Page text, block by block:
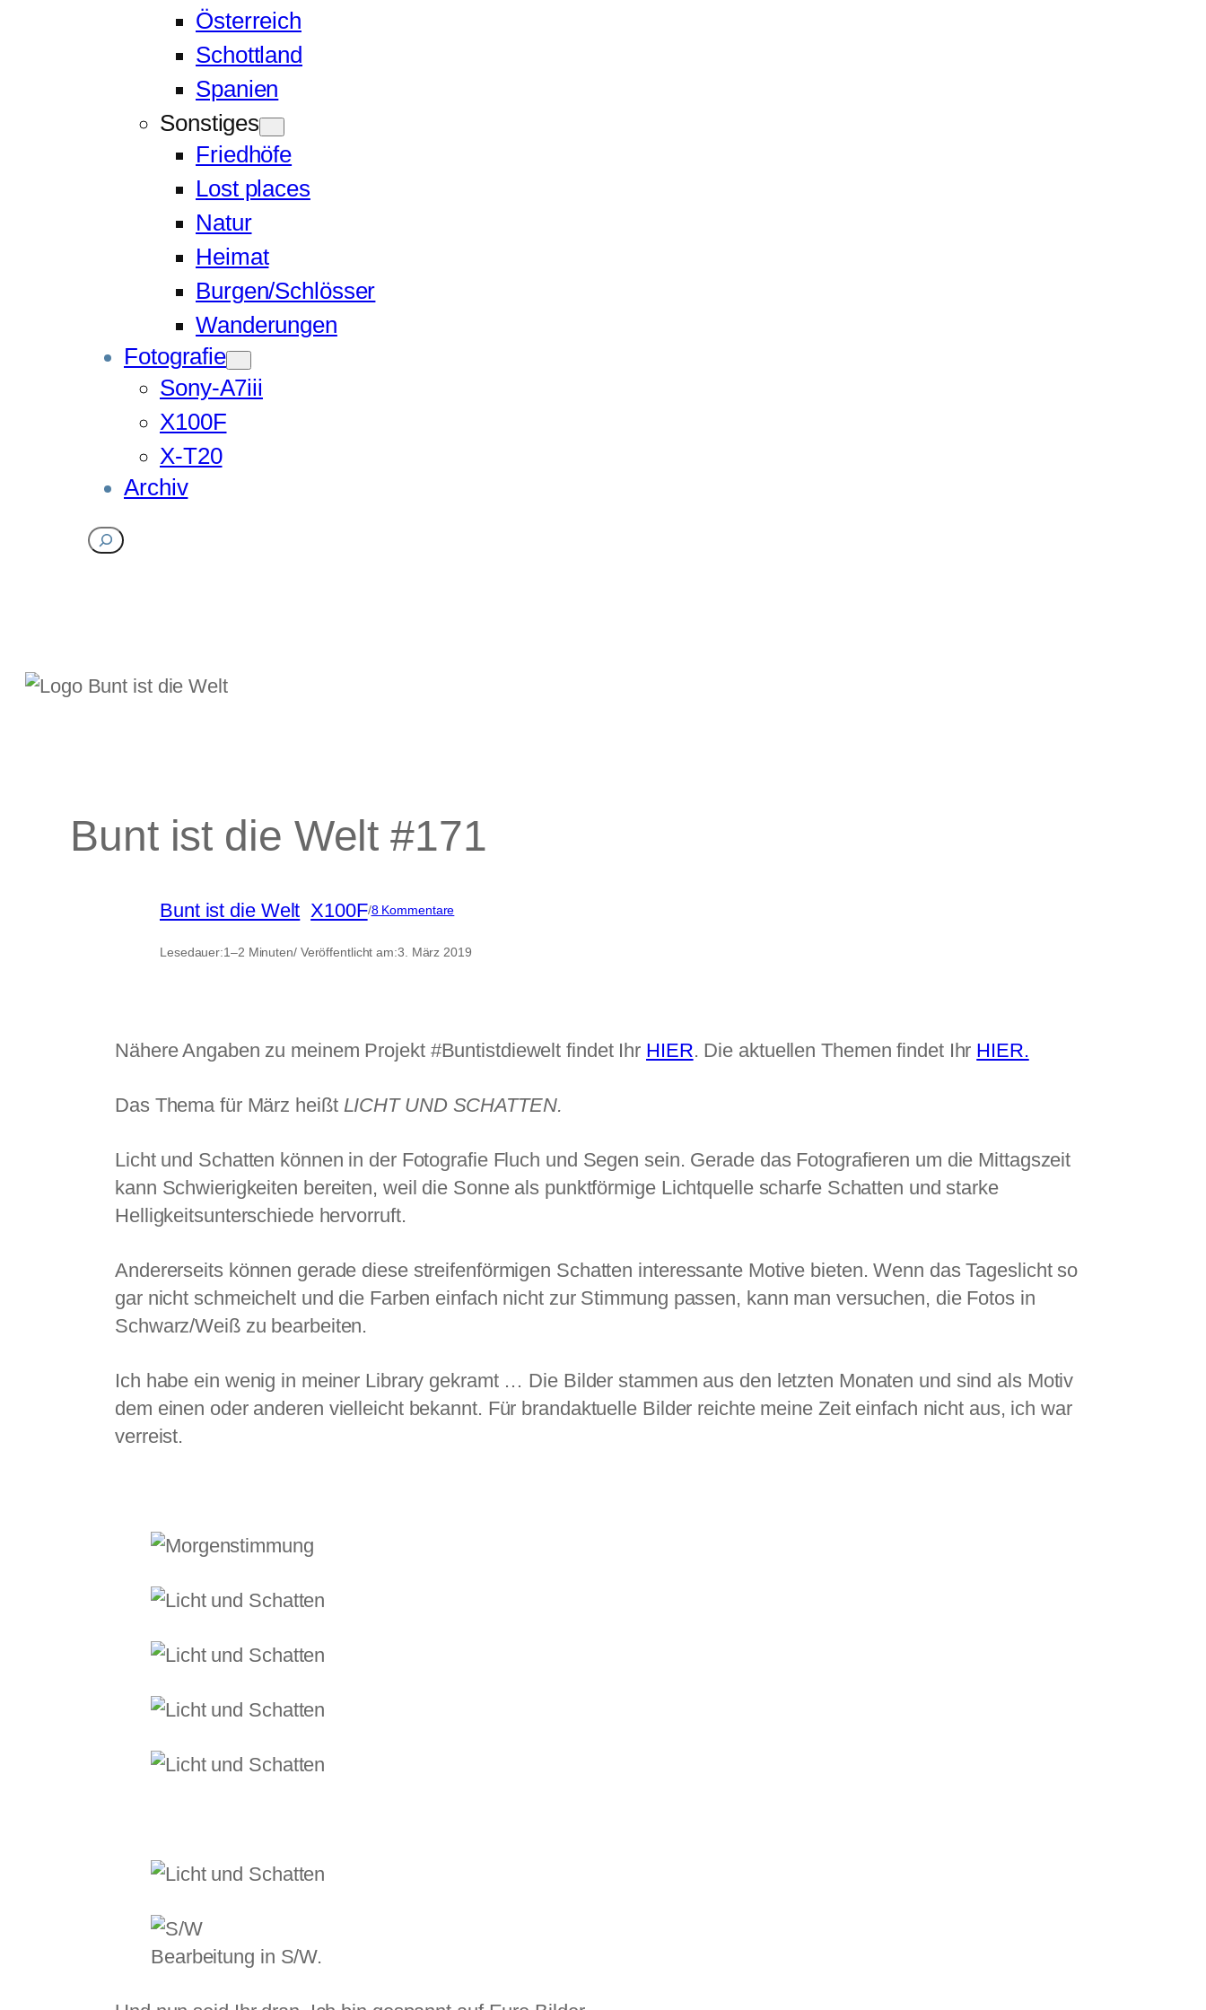
Österreich
Schottland
Spanien
Sonstiges
Friedhöfe
Lost places
Natur
Heimat
Burgen/Schlösser
Wanderungen
Fotografie
Sony-A7iii
X100F
X-T20
Archiv
Suchen
Bunt ist die Welt #171
Bunt ist die Welt X100F/8 Kommentarezu
die
Lesedauer:1–2 Minuten/ Veröffentlicht am:3. März 2019
Nähere Angaben zu meinem Projekt #Buntistdiewelt findet Ihr HIER. Die aktuellen Themen findet Ihr HIER.
Das Thema für März heißt LICHT UND SCHATTEN.
Licht und Schatten können in der Fotografie Fluch und Segen sein. Gerade das Fotografieren um die Mittagszeit
kann Schwierigkeiten bereiten, weil die Sonne als punktförmige Lichtquelle scharfe Schatten und starke
Helligkeitsunterschiede hervorruft.
Andererseits können gerade diese streifenförmigen Schatten interessante Motive bieten. Wenn das Tageslicht so
gar nicht schmeichelt und die Farben einfach nicht zur Stimmung passen, kann man versuchen, die Fotos in
Schwarz/Weiß zu bearbeiten.
Ich habe ein wenig in meiner Library gekramt … Die Bilder stammen aus den letzten Monaten und sind als Motiv
dem einen oder anderen vielleicht bekannt. Für brandaktuelle Bilder reichte meine Zeit einfach nicht aus, ich war
verreist.
Bearbeitung in S/W.